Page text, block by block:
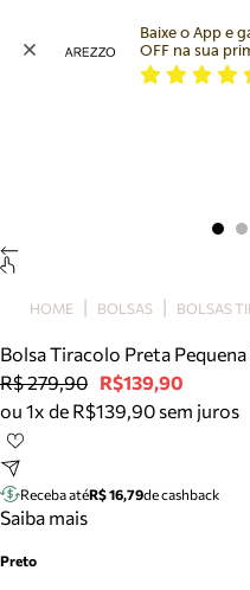
Bolsa
Tamanco
Tênis
Mule
Tire dúvidas sobre
Baixe o App e
OFF na sua
HOME BOLSAS BOLSAS
Bolsa Tiracolo Preta
R$ 279,90 R$139,90
ou 1x de R$139,90 sem juros
Receba atéR$ 16,79de cashback
Saiba mais
Preto